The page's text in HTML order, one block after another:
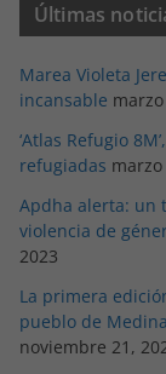
Últimas
Marea Violeta
incansable
‘Atlas Refugio
refugiadas
Apdha alerta: un
violencia de
2023
La primera
pueblo de
noviembre 21,